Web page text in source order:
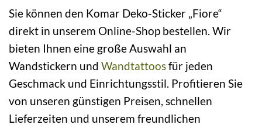
Sie können den Komar Deko-Sticker „Fiore“
direkt in unserem Online-Shop bestellen. Wir
bieten Ihnen eine große Auswahl an
Wandstickern und Wandtattoosfür jeden
Geschmack und Einrichtungsstil. Profitieren Sie
von unseren günstigen Preisen, schnellen
Lieferzeiten und unserem freundlichen